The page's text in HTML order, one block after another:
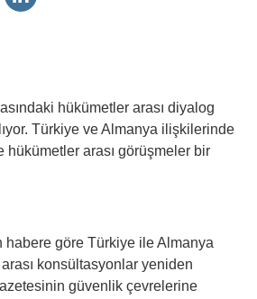
hükümetler arası diyalog
Türkiye ve Almanya ilişkilerinde
arası görüşmeler bir
habere göre Türkiye ile Almanya
konsültasyonlar yeniden
güvenlik çevrelerine